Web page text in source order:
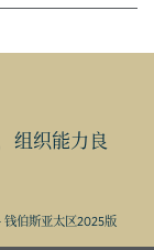
组织能力良
钱伯斯亚太区2025版